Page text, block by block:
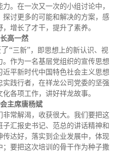
。在一次又一次的小组讨论中，
讨更多的可能和解决的方案，感
增长了才干，提升了素养。
高一然
“三新”，即思想上的新认识、视
作为一名基层党组织的宣传思想
平新时代中国特色社会主义思想
践行者，在祥龙公司党委的坚强
各项工作，讲好祥龙故事。
主席唐杨斌
非常解渴，收获很大。我们要把这
汇报史书记、范总的讲话精神和
达好，落实到企业发展中，体现
要把这次培训的骨干作为种子撒